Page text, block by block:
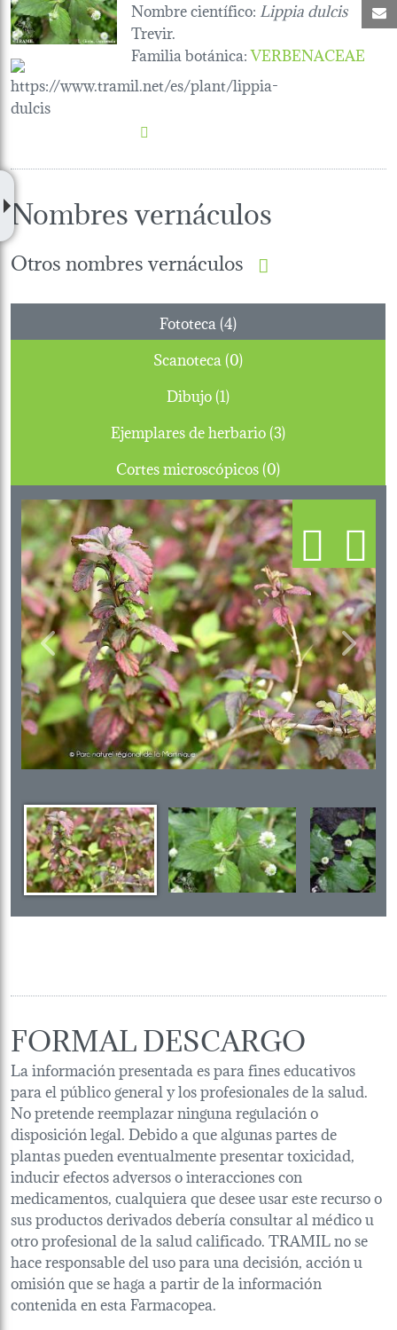
Nombre científico: Lippia dulcis
Trevir.
Familia botánica:VERBENACEAE
Nombres vernáculos
Otros nombres vernáculos
Fototeca (4)
Scanoteca (0)
Dibujo (1)
Ejemplares de herbario (3)
Cortes microscópicos (0)
Previous Next
FORMAL DESCARGO
La información presentada es para fines educativos
para el público general y los profesionales de la salud.
No pretende reemplazar ninguna regulación o
disposición legal. Debido a que algunas partes de
plantas pueden eventualmente presentar toxicidad,
inducir efectos adversos o interacciones con
medicamentos, cualquiera que desee usar este recurso o
sus productos derivados debería consultar al médico u
otro profesional de la salud calificado. TRAMIL no se
hace responsable del uso para una decisión, acción u
omisión que se haga a partir de la información
contenida en esta Farmacopea.